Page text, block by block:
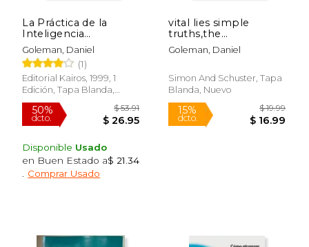
15%
dcto. $ 16.96
15%
dcto. $
La Práctica de la
Inteligencia
Emocional
Goleman, Daniel
(1)
Editorial Kairos, 1999, 1
Edición, Tapa Blanda,
Nuevo
Disponible Usado
en Buen Estado a$ 21.34
Comprar Usado
vital lies simple
truths,the
psychology of self-
deception (en Inglés)
Goleman, Daniel
Simon And Schuster, Tapa
Blanda, Nuevo